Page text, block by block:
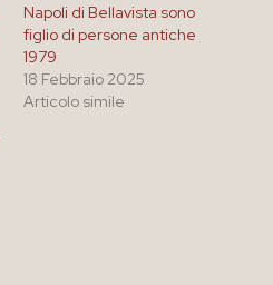
Napoli di Bellavista sono
figlio di persone antiche
1979
18 Febbraio 2025
Articolo simile